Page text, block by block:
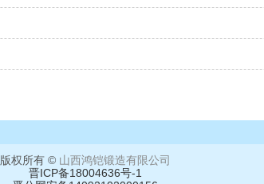
版权所有 © 山西鸿铠锻造有限公司
晋ICP备18004636号-1